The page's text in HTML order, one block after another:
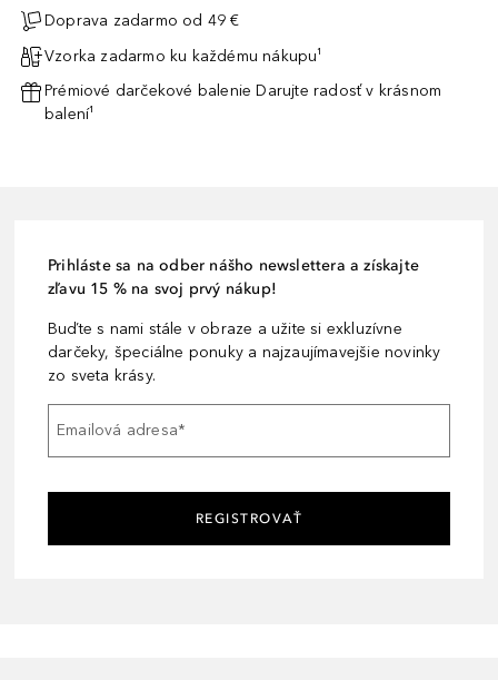
Doprava zadarmo od 49 €
Vzorka zadarmo ku každému nákupu¹
Prémiové darčekové balenie Darujte radosť v krásnom
balení¹
Prihláste sa na odber nášho newslettera a získajte
zľavu 15 % na svoj prvý nákup!
Buďte s nami stále v obraze a užite si exkluzívne
darčeky, špeciálne ponuky a najzaujímavejšie novinky
zo sveta krásy.
Emailová adresa*
REGISTROVAŤ